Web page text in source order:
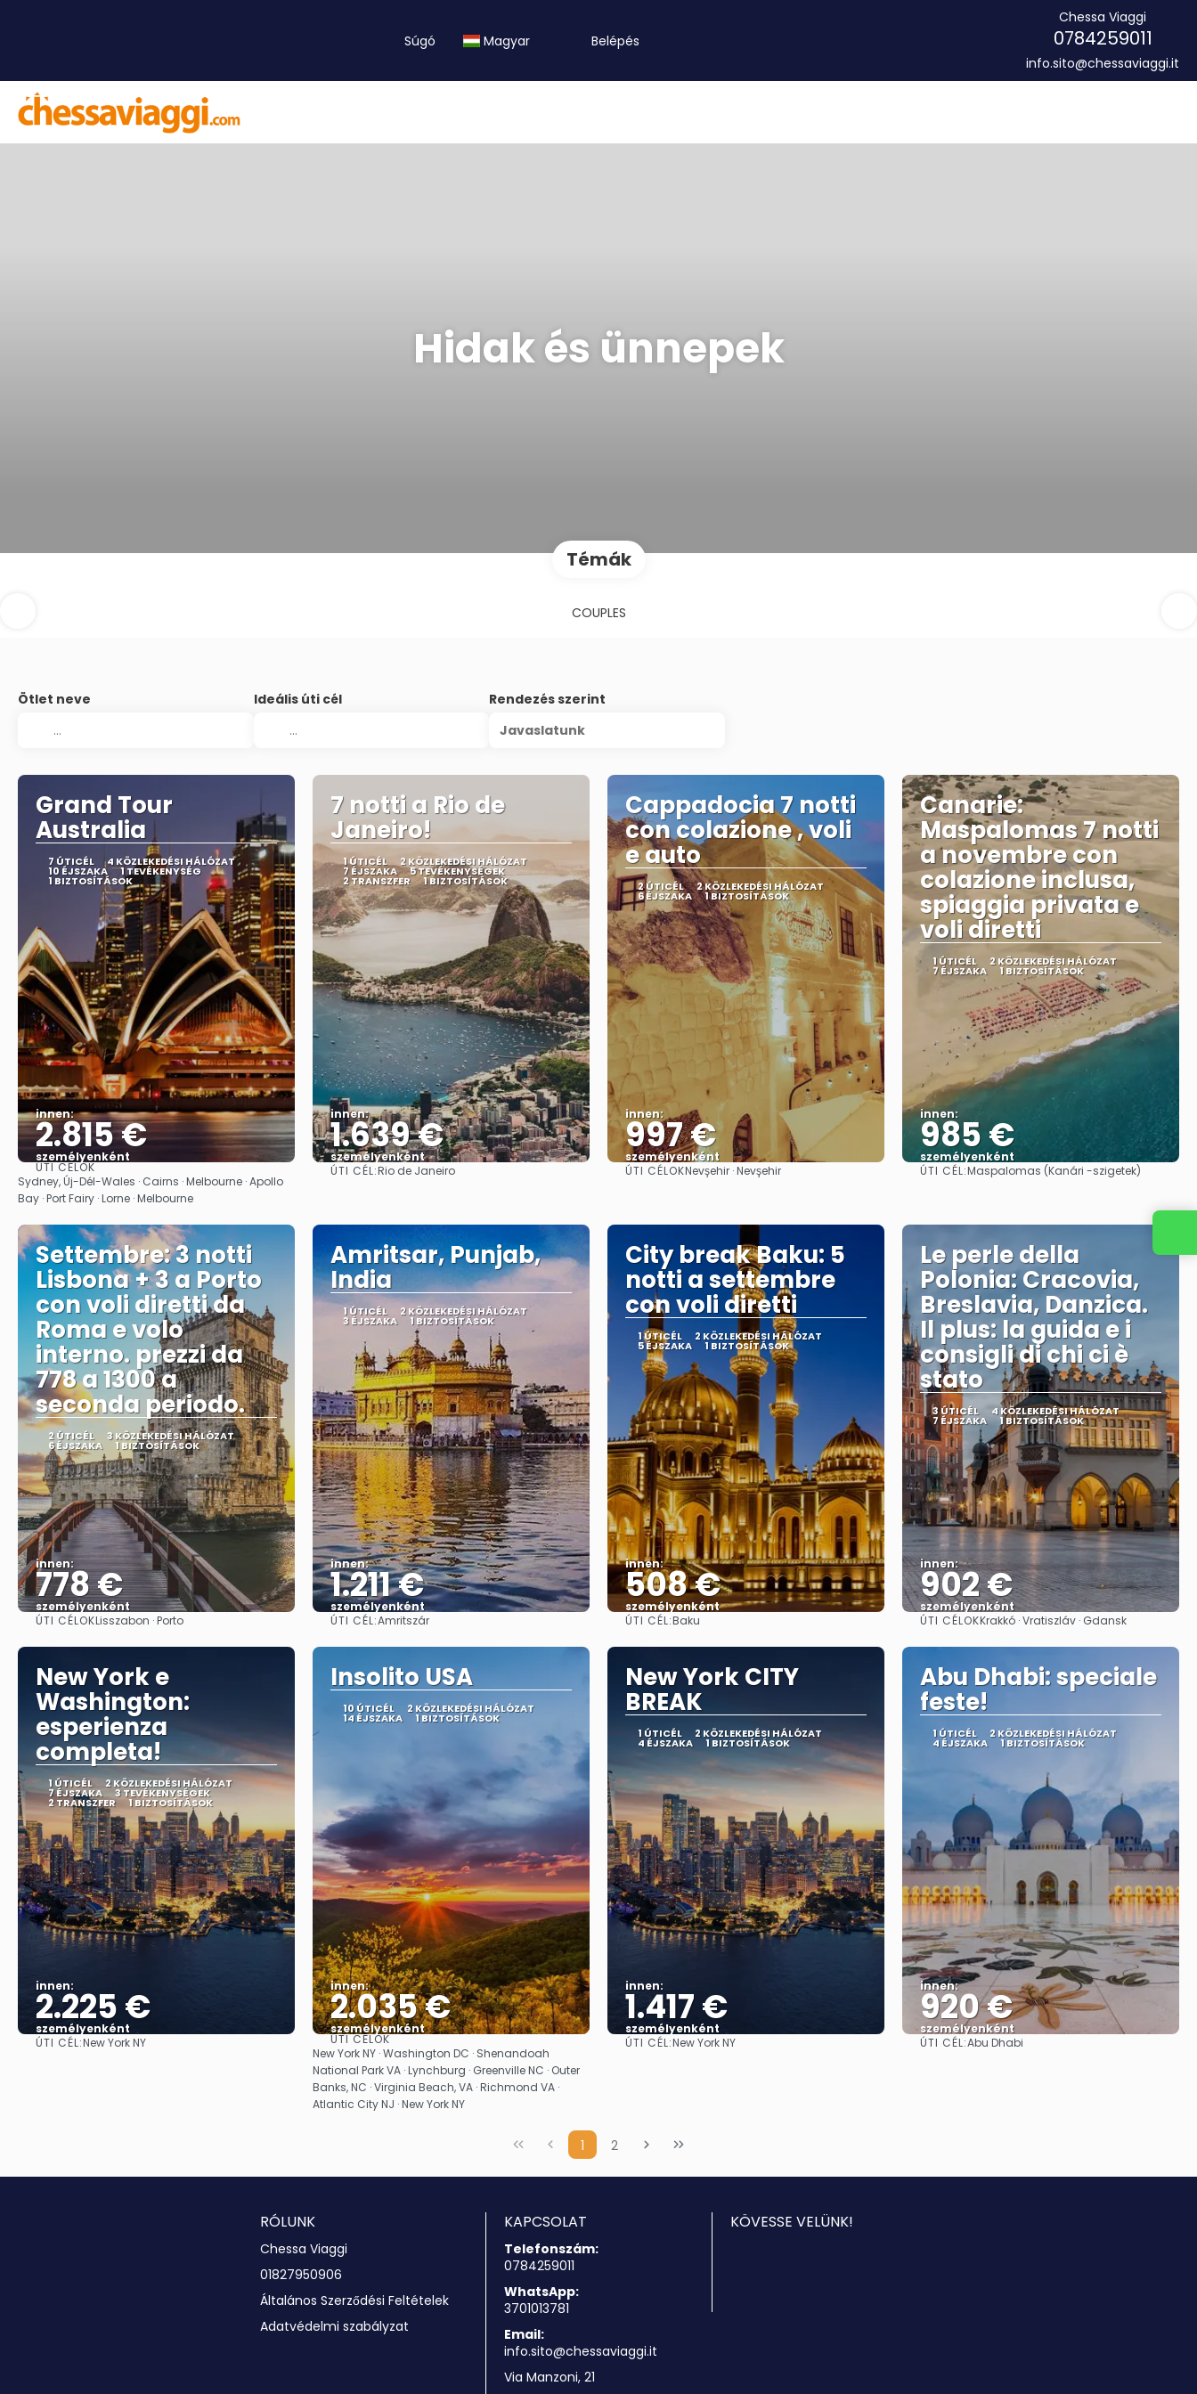
Súgó Magyar Belépés
Chessa Viaggi
0784259011
info.sito@chessaviaggi.it
Hidak és ünnepek
Témák
COUPLES
Ötlet neve Ideális úti cél
Rendezés szerint
Javaslatunk
Grand Tour
Australia
7 ÚTICÉL 4 KÖZLEKEDÉSI HÁLÓZAT
10 ÉJSZAKA 1 TEVÉKENYSÉG
1 BIZTOSÍTÁSOK
innen:
2.815 €
személyenként
Megnézem
ÚTI CÉLOK
Sydney, Új-Dél-Wales · Cairns · Melbourne · Apollo
Bay · Port Fairy · Lorne · Melbourne
7 notti a Rio de
Janeiro!
1 ÚTICÉL 2 KÖZLEKEDÉSI HÁLÓZAT
7 ÉJSZAKA 5 TEVÉKENYSÉGEK
2 TRANSZFER 1 BIZTOSÍTÁSOK
innen:
1.639 €
személyenként
Megnézem
ÚTI CÉL:Rio de Janeiro
Cappadocia 7 notti
con colazione , voli
e auto
2 ÚTICÉL 2 KÖZLEKEDÉSI HÁLÓZAT
6 ÉJSZAKA 1 BIZTOSÍTÁSOK
innen:
997 €
személyenként
Megnézem
ÚTI CÉLOKNevşehir · Nevşehir
Canarie:
Maspalomas 7 notti
a novembre con
colazione inclusa,
spiaggia privata e
voli diretti
1 ÚTICÉL 2 KÖZLEKEDÉSI HÁLÓZAT
7 ÉJSZAKA 1 BIZTOSÍTÁSOK
innen:
985 €
személyenként
Megnézem
ÚTI CÉL:Maspalomas (Kanári -szigetek)
Settembre: 3 notti
Lisbona + 3 a Porto
con voli diretti da
Roma e volo
interno. prezzi da
778 a 1300 a
seconda periodo.
2 ÚTICÉL 3 KÖZLEKEDÉSI HÁLÓZAT
6 ÉJSZAKA 1 BIZTOSÍTÁSOK
innen:
778 €
személyenként
Megnézem
ÚTI CÉLOKLisszabon · Porto
Amritsar, Punjab,
India
1 ÚTICÉL 2 KÖZLEKEDÉSI HÁLÓZAT
3 ÉJSZAKA 1 BIZTOSÍTÁSOK
innen:
1.211 €
személyenként
Megnézem
ÚTI CÉL:Amritszár
City break Baku: 5
notti a settembre
con voli diretti
1 ÚTICÉL 2 KÖZLEKEDÉSI HÁLÓZAT
5 ÉJSZAKA 1 BIZTOSÍTÁSOK
innen:
508 €
személyenként
ÚTI CÉL:Baku
Le perle della
Polonia: Cracovia,
Breslavia, Danzica.
Il plus: la guida e i
consigli di chi ci è
stato
3 ÚTICÉL 4 KÖZLEKEDÉSI HÁLÓZAT
7 ÉJSZAKA 1 BIZTOSÍTÁSOK
innen:
902 €
személyenként
Megnézem
ÚTI CÉLOKKrakkó · Vratiszláv · Gdansk
New York e
Washington:
esperienza
completa!
1 ÚTICÉL 2 KÖZLEKEDÉSI HÁLÓZAT
7 ÉJSZAKA 3 TEVÉKENYSÉGEK
2 TRANSZFER 1 BIZTOSÍTÁSOK
innen:
2.225 €
személyenként
Megnézem
ÚTI CÉL:New York NY
Insolito USA
10 ÚTICÉL 2 KÖZLEKEDÉSI HÁLÓZAT
14 ÉJSZAKA 1 BIZTOSÍTÁSOK
innen:
2.035 €
személyenként
Megnézem
ÚTI CÉLOK
New York NY · Washington DC · Shenandoah
National Park VA · Lynchburg · Greenville NC · Outer
Banks, NC · Virginia Beach, VA · Richmond VA ·
Atlantic City NJ · New York NY
New York CITY
BREAK
1 ÚTICÉL 2 KÖZLEKEDÉSI HÁLÓZAT
4 ÉJSZAKA 1 BIZTOSÍTÁSOK
innen:
1.417 €
személyenként
Megnézem
ÚTI CÉL:New York NY
Abu Dhabi: speciale
feste!
1 ÚTICÉL 2 KÖZLEKEDÉSI HÁLÓZAT
4 ÉJSZAKA 1 BIZTOSÍTÁSOK
innen:
920 €
személyenként
Megnézem
ÚTI CÉL:Abu Dhabi
1 2
RÓLUNK
Chessa Viaggi
01827950906
Általános Szerződési Feltételek
Adatvédelmi szabályzat
KAPCSOLAT
Telefonszám:
0784259011
WhatsApp:
3701013781
Email:
info.sito@chessaviaggi.it
Via Manzoni, 21
KÖVESSE VELÜNK!